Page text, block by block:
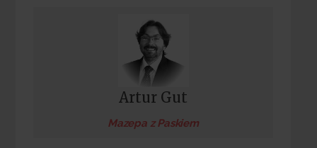
Artur Gut
Mazepa z Paskiem